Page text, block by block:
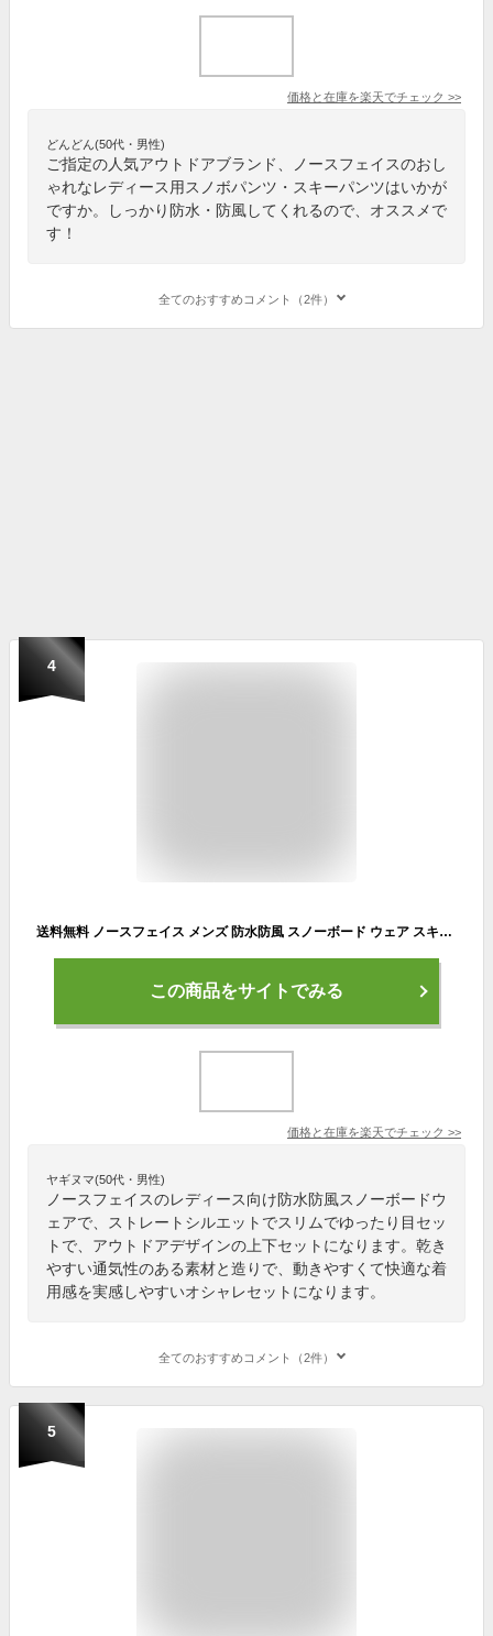
価格と在庫を楽天でチェック >>
どんどん(50代・男性)
ご指定の人気アウトドアブランド、ノースフェイスのおし
ゃれなレディース用スノボパンツ・スキーパンツはいかが
ですか。しっかり防水・防風してくれるので、オススメで
す！
全てのおすすめコメント（2件）
4
送料無料 ノースフェイス メンズ 防水防風 スノーボード ウェア スキー THE NORTH FACE シュカブラ パンツ Shukabra Pant ストレートシルエット ブラウン NS62312 20%off
この商品をサイトでみる
価格と在庫を楽天でチェック >>
ヤギヌマ(50代・男性)
ノースフェイスのレディース向け防水防風スノーボードウ
ェアで、ストレートシルエットでスリムでゆったり目セッ
トで、アウトドアデザインの上下セットになります。乾き
やすい通気性のある素材と造りで、動きやすくて快適な着
用感を実感しやすいオシャレセットになります。
全てのおすすめコメント（2件）
5